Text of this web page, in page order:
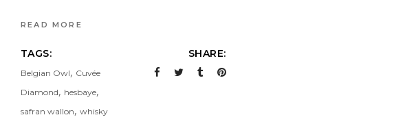
READ MORE
TAGS:
Belgian Owl, Cuvée
Diamond, hesbaye,
safran wallon, whisky
SHARE: